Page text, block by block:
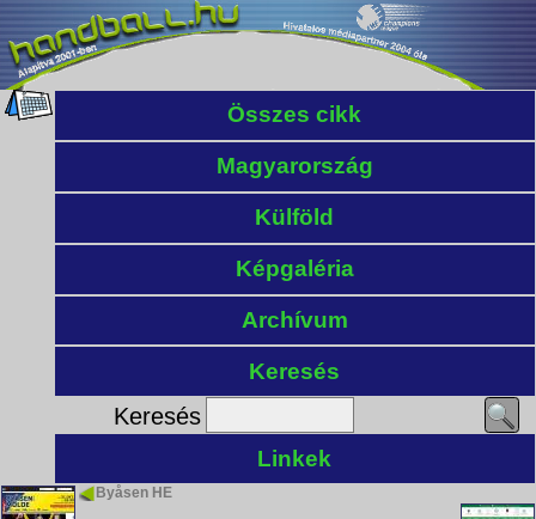
Összes cikk
Magyarország
Külföld
Képgaléria
Archívum
Keresés
Keresés
Linkek
Byåsen HE